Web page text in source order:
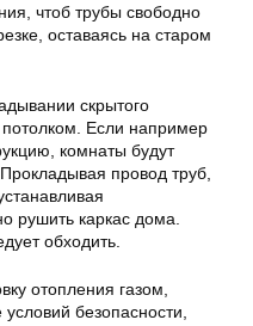
чтоб трубы свободно
оставаясь на старом
скрытого
Если например
комнаты будут
провод труб,
рушить каркас дома.
обходить.
отопления газом,
безопасности,